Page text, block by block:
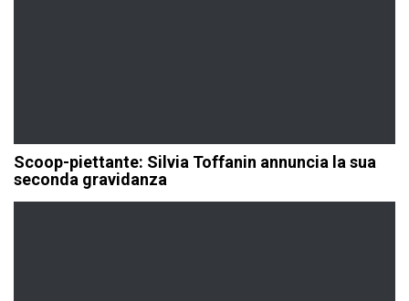
Scoop-piettante: Silvia Toffanin annuncia la sua
seconda gravidanza